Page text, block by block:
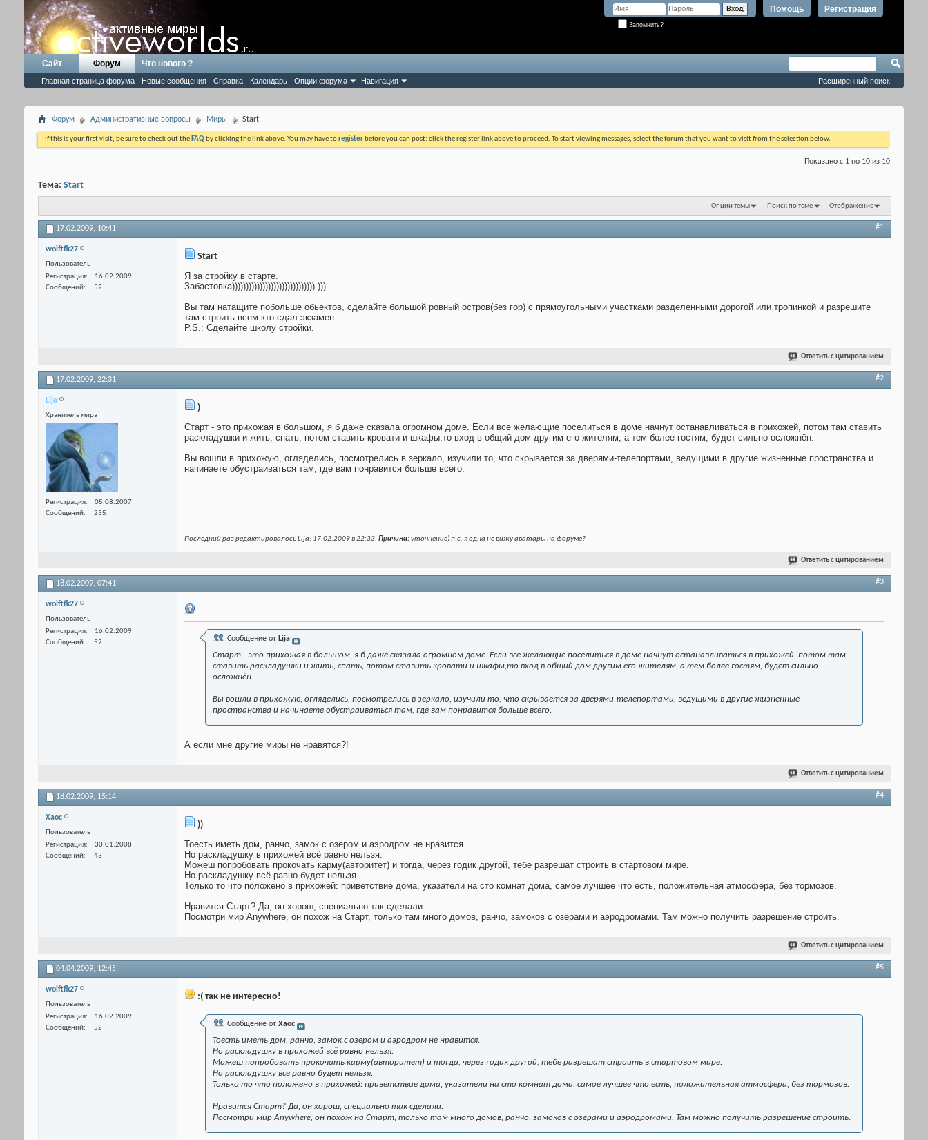
Регистрация
Помощь
Запомнить?
Сайт Форум
Главная страница форума Новые сообщения Справка Календарь Опции форума Навигация
Что нового ?
Расширенный поиск
Форум Административные вопросы Миры Start
If this is your first visit, be sure to check out the FAQ by clicking the link above. You may have toregister before you can post: click the register link above to proceed. To start viewing messages, select the forum that you want to visit from the selection below.
Показано с 1 по 10 из 10
Тема: Start
Опции темы Поиск по теме Отображение
17.02.2009, 10:41 #1
wolftfk27
Пользователь
Регистрация
16.02.2009
Сообщений
52
Start
Я за стройку в старте.
Забастовка)))))))))))))))))))))))))))))) )))
Вы там натащите побольше обьектов, сделайте большой ровный остров(без гор) с прямоугольными участками разделенными дорогой или тропинкой и разрешите
там строить всем кто сдал экзамен
P.S.: Сделайте школу стройки.
Ответить с цитированием
17.02.2009, 22:31 #2
Lija
Хранитель мира
Регистрация
05.08.2007
Сообщений
235
)
Старт - это прихожая в большом, я б даже сказала огромном доме. Если все желающие поселиться в доме начнут останавливаться в прихожей, потом там ставить
раскладушки и жить, спать, потом ставить кровати и шкафы,то вход в общий дом другим его жителям, а тем более гостям, будет сильно осложнён.
Вы вошли в прихожую, огляделись, посмотрелись в зеркало, изучили то, что скрывается за дверями-телепортами, ведущими в другие жизненные пространства и
начинаете обустраиваться там, где вам понравится больше всего.
Последний раз редактировалось Lija; 17.02.2009 в22:33. Причина:уточнение) п.с. я одна не вижу аватары на форуме?
Ответить с цитированием
18.02.2009, 07:41 #3
wolftfk27
Пользователь
Регистрация
16.02.2009
Сообщений
52 Сообщение от Lija
Старт - это прихожая в большом, я б даже сказала огромном доме. Если все желающие поселиться в доме начнут останавливаться в прихожей, потом там
ставить раскладушки и жить, спать, потом ставить кровати и шкафы,то вход в общий дом другим его жителям, а тем более гостям, будет сильно
осложнён.
Вы вошли в прихожую, огляделись, посмотрелись в зеркало, изучили то, что скрывается за дверями-телепортами, ведущими в другие жизненные
пространства и начинаете обустраиваться там, где вам понравится больше всего.
А если мне другие миры не нравятся?!
Ответить с цитированием
18.02.2009, 15:14 #4
Xaoc
Пользователь
Регистрация
30.01.2008
Сообщений
43
))
Тоесть иметь дом, ранчо, замок с озером и аэродром не нравится.
Но раскладушку в прихожей всё равно нельзя.
Можеш попробовать прокочать карму(авторитет) и тогда, через годик другой, тебе разрешат строить в стартовом мире.
Но раскладушку всё равно будет нельзя.
Только то что положено в прихожей: приветствие дома, указатели на сто комнат дома, самое лучшее что есть, положительная атмосфера, без тормозов.
Нравится Cтарт? Да, он хорош, специально так сделали.
Посмотри мир Anywhere, он похож на Старт, только там много домов, ранчо, замоков с озёрами и аэродромами. Там можно получить разрешение строить.
Ответить с цитированием
04.04.2009, 12:45 #5
wolftfk27
Пользователь
Регистрация
16.02.2009
Сообщений
52
:( так не интересно!
Сообщение от Xaoc
Тоесть иметь дом, ранчо, замок с озером и аэродром не нравится.
Но раскладушку в прихожей всё равно нельзя.
Можеш попробовать прокочать карму(авторитет) и тогда, через годик другой, тебе разрешат строить в стартовом мире.
Но раскладушку всё равно будет нельзя.
Только то что положено в прихожей: приветствие дома, указатели на сто комнат дома, самое лучшее что есть, положительная атмосфера, без тормозов.
Нравится Cтарт? Да, он хорош, специально так сделали.
Посмотри мир Anywhere, он похож на Старт, только там много домов, ранчо, замоков с озёрами и аэродромами. Там можно получить разрешение строить.